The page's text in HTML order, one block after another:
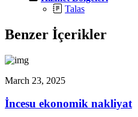
Talas
Benzer İçerikler
March 23, 2025
İncesu ekonomik nakliyat